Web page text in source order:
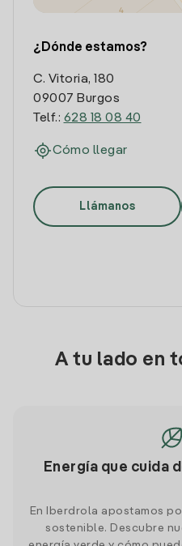
¿Dónde estamos?
C. Vitoria, 180
09007 Burgos
Telf.: 628 18 08 40
Cómo llegar
Llámanos
A tu lado en
Energía que cuida
En Iberdrola apostamos
sostenible. Descubre